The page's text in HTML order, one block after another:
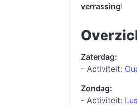
verrassing!
Zaterdag:
- Activiteit:
Zondag:
- Activiteit: